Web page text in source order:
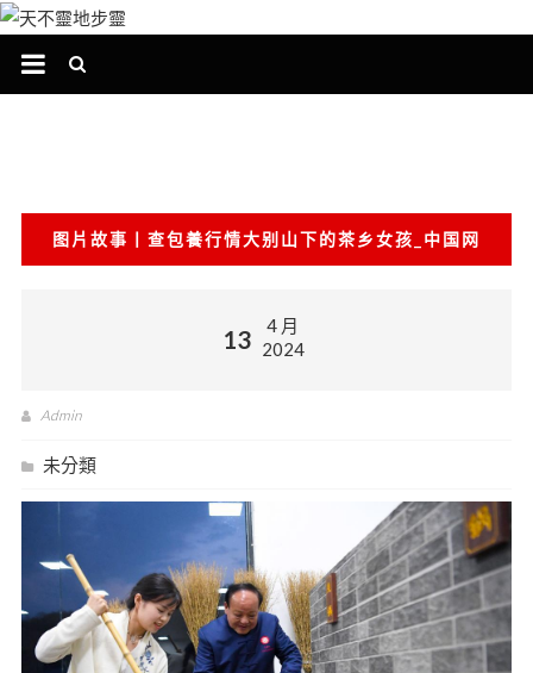
跳
图片故事丨查包養行情大别山下的茶乡女孩_中国网
13
4 月
2024
Admin
未分類